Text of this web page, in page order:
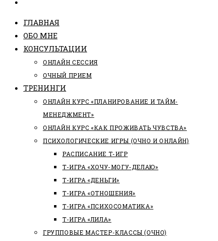
ГЛАВНАЯ
ОБО МНЕ
КОНСУЛЬТАЦИИ
ОНЛАЙН СЕССИЯ
ОЧНЫЙ ПРИЕМ
ТРЕНИНГИ
ОНЛАЙН КУРС «ПЛАНИРОВАНИЕ И ТАЙМ-
МЕНЕДЖМЕНТ»
ОНЛАЙН КУРС «КАК ПРОЖИВАТЬ ЧУВСТВА»
ПСИХОЛОГИЧЕСКИЕ ИГРЫ (ОЧНО И ОНЛАЙН)
РАСПИСАНИЕ Т-ИГР
Т-ИГРА «ХОЧУ-МОГУ-ДЕЛАЮ»
Т-ИГРА «ДЕНЬГИ»
Т-ИГРА «ОТНОШЕНИЯ»
Т-ИГРА «ПСИХОСОМАТИКА»
Т-ИГРА «ЛИЛА»
ГРУППОВЫЕ МАСТЕР-КЛАССЫ (ОЧНО)